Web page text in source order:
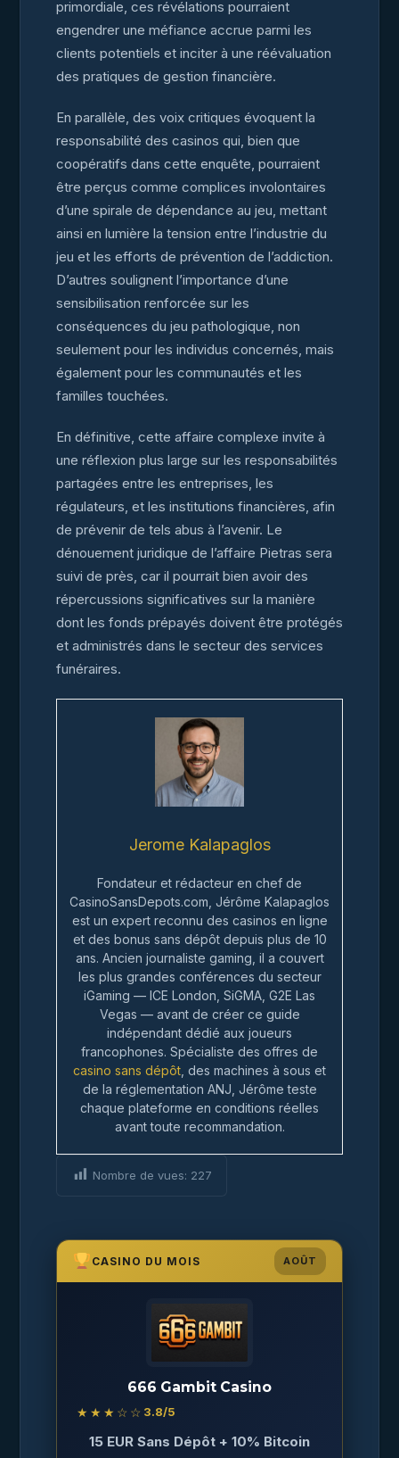
primordiale, ces révélations pourraient
engendrer une méfiance accrue parmi les
clients potentiels et inciter à une réévaluation
des pratiques de gestion financière.
En parallèle, des voix critiques évoquent la
responsabilité des casinos qui, bien que
coopératifs dans cette enquête, pourraient
être perçus comme complices involontaires
d’une spirale de dépendance au jeu, mettant
ainsi en lumière la tension entre l’industrie du
jeu et les efforts de prévention de l’addiction.
D’autres soulignent l’importance d’une
sensibilisation renforcée sur les
conséquences du jeu pathologique, non
seulement pour les individus concernés, mais
également pour les communautés et les
familles touchées.
En définitive, cette affaire complexe invite à
une réflexion plus large sur les responsabilités
partagées entre les entreprises, les
régulateurs, et les institutions financières, afin
de prévenir de tels abus à l’avenir. Le
dénouement juridique de l’affaire Pietras sera
suivi de près, car il pourrait bien avoir des
répercussions significatives sur la manière
dont les fonds prépayés doivent être protégés
et administrés dans le secteur des services
funéraires.
Jerome Kalapaglos
Fondateur et rédacteur en chef de
CasinoSansDepots.com, Jérôme Kalapaglos
est un expert reconnu des casinos en ligne
et des bonus sans dépôt depuis plus de 10
ans. Ancien journaliste gaming, il a couvert
les plus grandes conférences du secteur
iGaming — ICE London, SiGMA, G2E Las
Vegas — avant de créer ce guide
indépendant dédié aux joueurs
francophones. Spécialiste des offres de
casino sans dépôt , des machines à sous et
de la réglementation ANJ, Jérôme teste
chaque plateforme en conditions réelles
avant toute recommandation.
Nombre de vues: 227
CASINO DU MOIS AOÛT
666 Gambit Casino
★★★☆☆ 3.8/5
15 EUR Sans Dépôt + 10% Bitcoin